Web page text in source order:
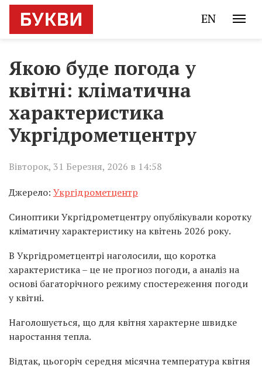
EN
Якою буде погода у
квітні: кліматична
характеристика
Укргідрометцентру
Вівторок, 31 Березня, 2026 в 14:58
Джерело: Укргідрометцентр
Синоптики Укргідрометцентру опублікували коротку
кліматичну характеристику на квітень 2026 року.
В Укргідрометцентрі наголосили, що коротка
характеристика – це не прогноз погоди, а аналіз на
основі багаторічного режиму спостереження погоди
у квітні.
Наголошується, що для квітня характерне швидке
наростання тепла.
Відтак, цьогоріч середня місячна температура квітня